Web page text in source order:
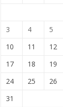
3
4 5
10
11 12
17
18 19
24
25 26
31